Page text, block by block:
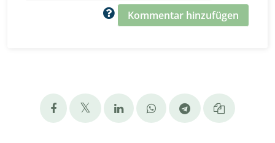
Kommentar hinzufügen